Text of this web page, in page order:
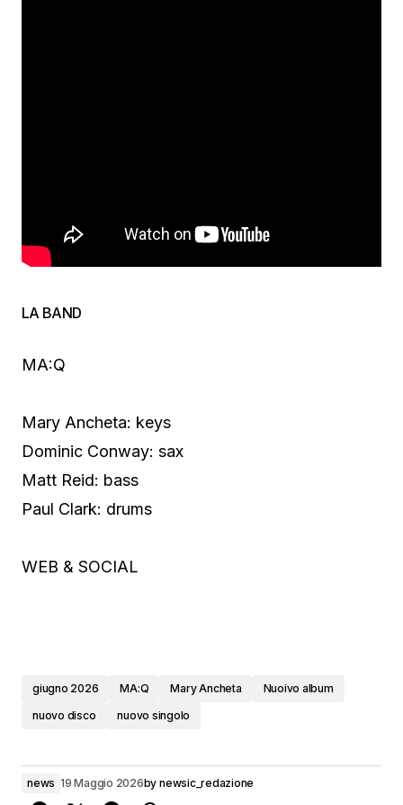
LA BAND
MA:Q
Mary Ancheta: keys
Dominic Conway: sax
Matt Reid: bass
Paul Clark: drums
WEB & SOCIAL
giugno 2026 MA:Q Mary Ancheta
Nuoivo album
nuovo disco
nuovo singolo
news 19 Maggio 2026by newsic_redazione